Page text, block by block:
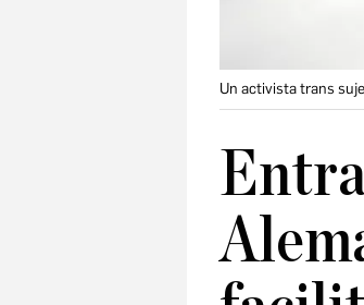
Un activista trans